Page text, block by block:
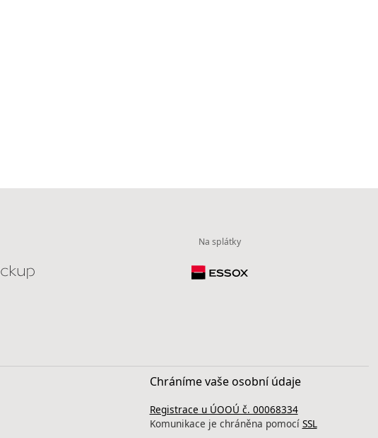
Na splátky
Chráníme vaše osobní údaje
Registrace u ÚOOÚ č. 00068334
Komunikace je chráněna pomocí SSL